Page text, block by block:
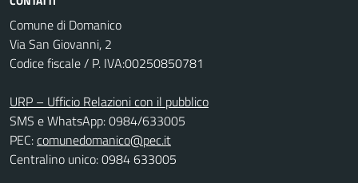
Comune di Domanico
Via San Giovanni, 2
Codice fiscale / P. IVA:00250850781
URP – Ufficio Relazioni con il pubblico
SMS e WhatsApp: 0984/633005
PEC:comunedomanico@pec.it
Centralino unico: 0984 633005